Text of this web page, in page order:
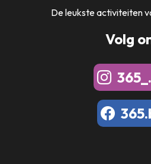
De leukste activiteiten
Volg